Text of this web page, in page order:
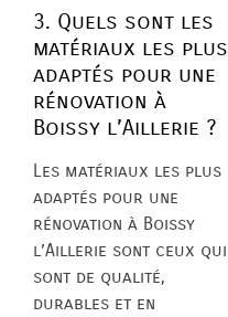
3. Quels sont les
matériaux les plus
adaptés pour une
rénovation à
Boissy l’Aillerie ?
Les matériaux les plus
adaptés pour une
rénovation à Boissy
l’Aillerie sont ceux qui
sont de qualité,
durables et en